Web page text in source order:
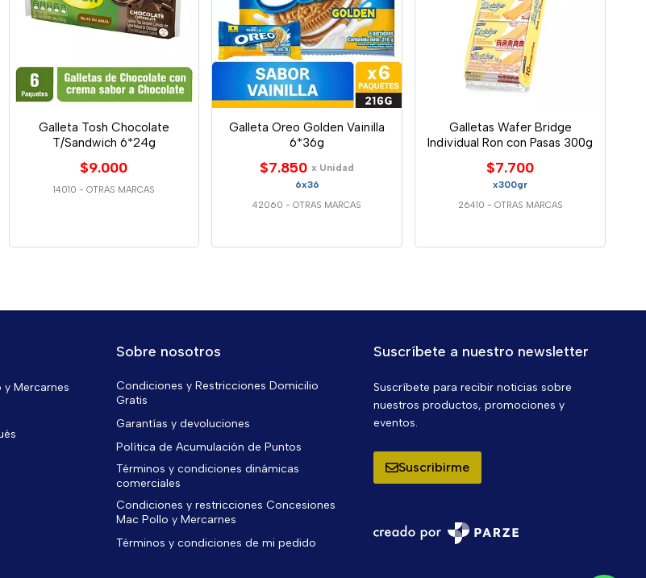
Galleta Tosh Chocolate
T/Sandwich 6*24g
$9.000
14010 - OTRAS MARCAS
Galleta Oreo Golden Vainilla
6*36g
$7.850 x Unidad
6x36
42060 -OTRAS MARCAS
Galletas Wafer Bridge
Individual Ron con Pasas 300g
$7.700
x300gr
26410 - OTRAS MARCAS
Mercarnes
Sobre nosotros
Condiciones y Restricciones Domicilio
Gratis
Garantías y devoluciones
Política de Acumulación de Puntos
Términos y condiciones dinámicas
comerciales
Condiciones y restricciones Concesiones
Mac Pollo y Mercarnes
Términos y condiciones de mi pedido
Suscríbete a nuestro newsletter
Suscríbete para recibir noticias sobre
nuestros productos, promociones y
eventos.
Suscribirme